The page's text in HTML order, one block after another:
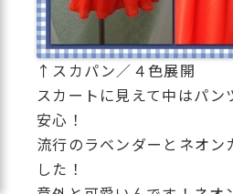
↑スカパン／４色展開
スカートに見えて中はパン
安心！
流行のラベンダーとネオン
した！